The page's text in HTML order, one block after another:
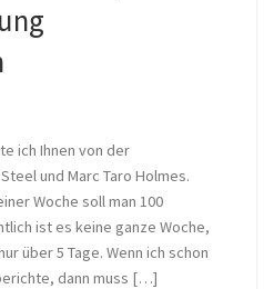
ich Ihnen von der
und Marc Taro Holmes.
Woche soll man 100
ist es keine ganze Woche,
über 5 Tage. Wenn ich schon
dann muss […]